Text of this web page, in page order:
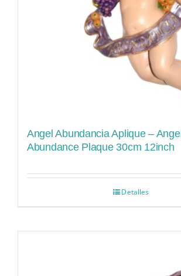
Angel Abundancia Aplique – Angel
Abundance Plaque 30cm 12inch
Detalles